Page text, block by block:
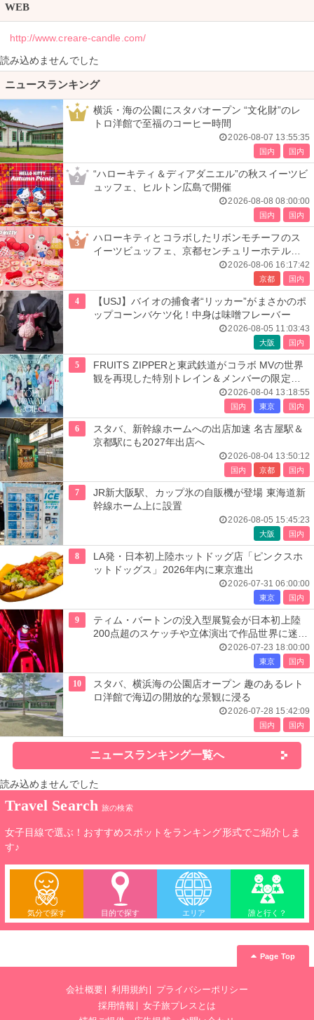
WEB
http://www.creare-candle.com/
読み込めませんでした
ニュースランキング
1
横浜・海の公園にスタバオープン “文化財”のレ
トロ洋館で至福のコーヒー時間
2026-08-07 13:55:35
国内 国内
2
“ハローキティ＆ディアダニエル”の秋スイーツビ
ュッフェ、ヒルトン広島で開催
2026-08-08 08:00:00
国内 国内
3
ハローキティとコラボしたリボンモチーフのス
イーツビュッフェ、京都センチュリーホテルで
2026-08-06 16:17:42
京都 国内
4
【USJ】バイオの捕食者“リッカー”がまさかのポ
ップコーンバケツ化！中身は味噌フレーバー
2026-08-05 11:03:43
大阪 国内
5
FRUITS ZIPPERと東武鉄道がコラボ MVの世界
観を再現した特別トレイン＆メンバーの限定ア
2026-08-04 13:18:55
国内 東京 国内
6
スタバ、新幹線ホームへの出店加速 名古屋駅＆
京都駅にも2027年出店へ
2026-08-04 13:50:12
国内 京都 国内
7
JR新大阪駅、カップ氷の自販機が登場 東海道新
幹線ホーム上に設置
2026-08-05 15:45:23
大阪 国内
8
LA発・日本初上陸ホットドッグ店「ピンクスホ
ットドッグス」2026年内に東京進出
2026-07-31 06:00:00
東京 国内
9
ティム・バートンの没入型展覧会が日本初上陸
200点超のスケッチや立体演出で作品世界に迷い
2026-07-23 18:00:00
東京 国内
10
スタバ、横浜海の公園店オープン 趣のあるレト
ロ洋館で海辺の開放的な景観に浸る
2026-07-28 15:42:09
国内 国内
ニュースランキング一覧へ
読み込めませんでした
Travel Search 旅の検索
女子目線で選ぶ！おすすめスポットをランキング形式でご紹介しま
す♪
気分で探す 目的で探す エリア 誰と行く？
Page Top
会社概要 利用規約
プライバシーポリシー
採用情報
女子旅プレスとは